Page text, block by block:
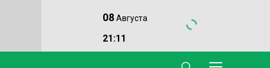
08Августа
21:11